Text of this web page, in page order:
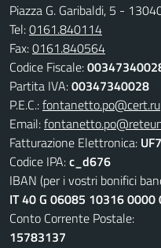
Piazza G. Garibaldi, 5 -
Tel:0161.840114
Fax:0161.840564
Codice Fiscale:
Partita IVA:00347340028
P.E.C.:
Email:
Fatturazione Elettronica:
Codice IPA:c_d676
IBAN (per i vostri bonifici
IT 40 G 06085 10316
Conto Corrente Postale:
15783137